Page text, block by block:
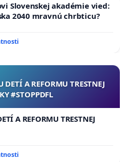
Slovenskej akadémie vied:
2040 mravnú chrbticu?
A REFORMU TRESTNEJ
#STOPPDFL
A REFORMU TRESTNEJ